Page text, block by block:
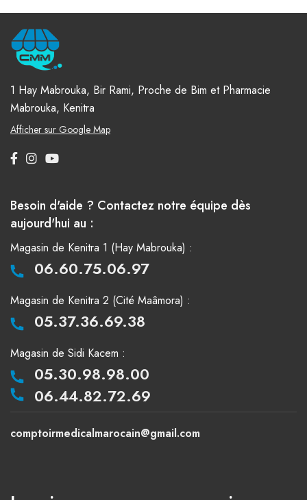
1 Hay Mabrouka, Bir Rami, Proche de Bim et Pharmacie
Mabrouka, Kenitra
Afficher sur Google Map
Besoin d'aide ? Contactez notre équipe dès
aujourd'hui au :
Magasin de Kenitra 1 (Hay Mabrouka) :
06.60.75.06.97
Magasin de Kenitra 2 (Cité Maâmora) :
05.37.36.69.38
Magasin de Sidi Kacem :
05.30.98.98.00
06.44.82.72.69
comptoirmedicalmarocain@gmail.com